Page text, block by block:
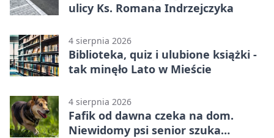
ulicy Ks. Romana Indrzejczyka
4 sierpnia 2026
Biblioteka, quiz i ulubione książki -
tak minęło Lato w Mieście
4 sierpnia 2026
Fafik od dawna czeka na dom.
Niewidomy psi senior szuka